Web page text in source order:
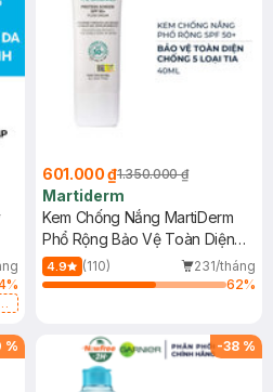
%
601.000 ₫1.350.000 ₫
Martiderm
Kem Chống Nắng MartiDerm
Phổ Rộng Bảo Vệ Toàn Diện
40ml
4.9 (110)
231/tháng
62%
% -38 %